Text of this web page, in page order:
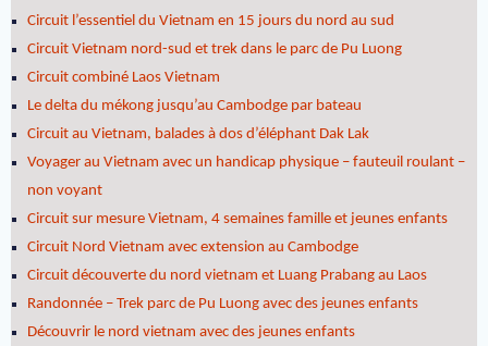
Circuit l’essentiel du Vietnam en 15 jours du nord au sud
Circuit Vietnam nord-sud et trek dans le parc de Pu Luong
Circuit combiné Laos Vietnam
Le delta du mékong jusqu’au Cambodge par bateau
Circuit au Vietnam, balades à dos d’éléphant Dak Lak
Voyager au Vietnam avec un handicap physique – fauteuil roulant –
non voyant
Circuit sur mesure Vietnam, 4 semaines famille et jeunes enfants
Circuit Nord Vietnam avec extension au Cambodge
Circuit découverte du nord vietnam et Luang Prabang au Laos
Randonnée – Trek parc de Pu Luong avec des jeunes enfants
Découvrir le nord vietnam avec des jeunes enfants